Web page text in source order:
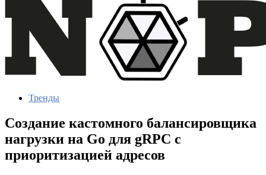
Тренды
Создание кастомного балансировщика
нагрузки на Go для gRPC с
приоритизацией адресов